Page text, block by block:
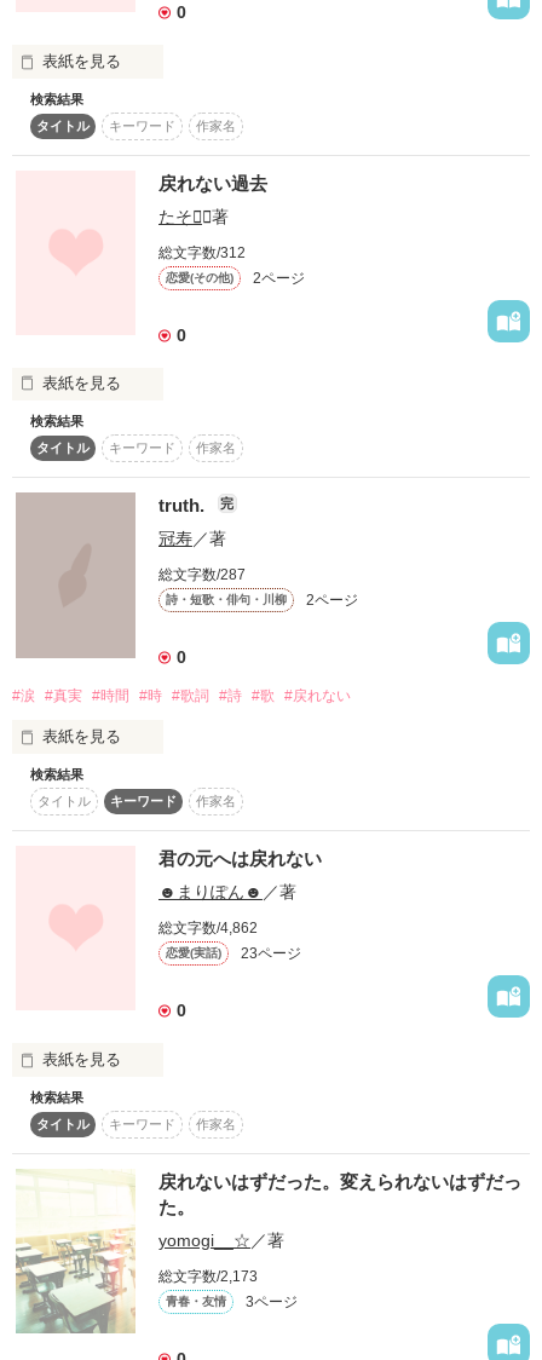
0
表紙を見る
いつも一緒だった泉と伶
泉は伶を奴隷としか思ってなかった
でも伶は泉を好きな人としか見てなかった…
いきなり伶に思いを告げられとまどう泉…
泉と伶の関係はもう元には戻れない…
検索結果
タイトル
キーワード 作家名
戻れない過去
たそ／著
総文字数/312
恋愛(その他) 2ページ
0
表紙を見る
戻れない過去～過去と現実と未来～
作品を読む
検索結果
タイトル
キーワード 作家名
truth. 完
冠寿／著
総文字数/287
詩・短歌・俳句・川柳 2ページ
0
#涙 #真実 #時間 #時 #歌詞 #詩 #歌 #戻れない
表紙を見る
頬を濡らすしずく
検索結果
タイトル
キーワード 作家名
君の元へは戻れない
☻まりぽん☻ ／著
総文字数/4,862
恋愛(実話) 23ページ
0
表紙を見る
さよならを言ったのは君でした。
追いかけるのはいつも私の方です。
だけどもう
君の元へはもどれない
検索結果
タイトル
キーワード 作家名
戻れないはずだった。変えられないはずだっ
た。
yomogi__☆ ／著
総文字数/2,173
青春・友情 3ページ